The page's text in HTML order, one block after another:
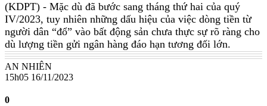
(KDPT) - Mặc dù đã bước sang tháng thứ hai của quý
IV/2023, tuy nhiên những dấu hiệu của việc dòng tiền từ
người dân “đổ” vào bất động sản chưa thực sự rõ ràng cho
dù lượng tiền gửi ngân hàng đáo hạn tương đối lớn.
AN NHIÊN
15h05 16/11/2023
0